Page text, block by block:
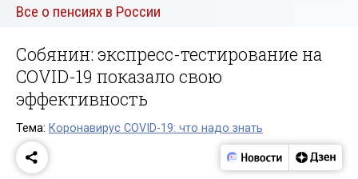
Все о пенсиях в России
Собянин: экспресс-тестирование на
COVID-19 показало свою
эффективность
Тема: Коронавирус COVID-19: что надо знать